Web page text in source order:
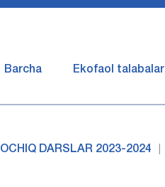
Barcha Ekofaol talabalar
OCHIQ DARSLAR 2023-2024